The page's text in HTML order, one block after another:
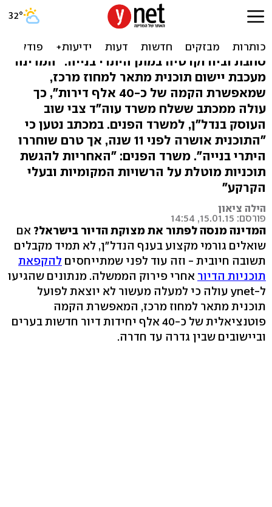
תלונה: משרד הפנים מעכב
אלפי דירות במרכז
סחבת וביורוקרטיה במתן היתרי בנייה: "המדינה
מעכבת יישום תוכנית מתאר למחוז מרכז,
שמאפשרת הקמה של כ-40 אלף דירות", כך
עולה ממכתב ששלח משרד עוה"ד צבי שוב
העוסק בנדל"ן, למשרד הפנים. במכתב נטען כי
"התוכנית אושרה לפני 11 שנה, אך טרם שוחררו
היתרי בנייה". משרד הפנים: "האחריות להגשת
תוכניות מוטלת על הרשויות המקומיות ובעלי
הקרקע"
הילה ציאון
פורסם: 15.01.15, 14:54
המדינה מנסה לפתור את מצוקת הדיור בישראל? אם
שואלים גורמי מקצוע בענף הנדל"ן, לא תמיד מקבלים
תשובה חיובית - וזה עוד לפני שמתייחסים להקפאת
תוכניות הדיור אחרי פירוק הממשלה. מנתונים שהגיעו
ל-ynet עולה כי למעלה מעשור לא יוצאת לפועל
תוכנית מתאר למחוז מרכז, המאפשרת הקמה
פוטנציאלית של כ-40 אלף יחידות דיור חדשות בערים
וביישובים שבין גדרה עד חדרה.